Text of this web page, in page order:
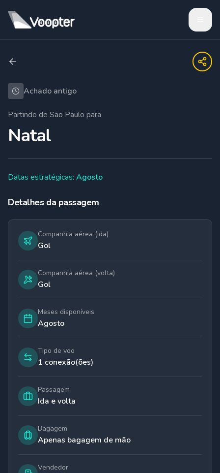
Achado antigo
Partindo de São Paulo para
Natal
Datas estratégicas: Agosto
Detalhes da passagem
Companhia aérea (ida)
Gol
Companhia aérea (volta)
Gol
Meses disponíveis
Agosto
Tipo de voo
1 conexão(ões)
Passagem
Ida e volta
Bagagem
Apenas bagagem de mão
Vendedor